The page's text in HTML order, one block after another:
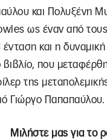
και Πολυξένη
ως έναν από
και η δυναμική
βιβλίο, που
της
Γιώργο Παπαπαύλου.
Μιλήστε μας για το